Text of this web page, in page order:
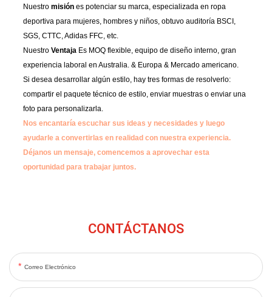
Nuestromisiónes potenciar su marca, especializada en ropa
deportiva para mujeres, hombres y niños, obtuvo auditoría BSCI,
SGS, CTTC, Adidas FFC, etc.
NuestroVentaja Es MOQ flexible, equipo de diseño interno, gran
experiencia laboral en Australia. & Europa & Mercado americano.
Si desea desarrollar algún estilo, hay tres formas de resolverlo:
compartir el paquete técnico de estilo, enviar muestras o enviar una
foto para personalizarla.
Nos encantaría escuchar sus ideas y necesidades y luego
ayudarle a convertirlas en realidad con nuestra experiencia.
Déjanos un mensaje, comencemos a aprovechar esta
oportunidad para trabajar juntos.
CONTÁCTANOS
Correo Electrónico